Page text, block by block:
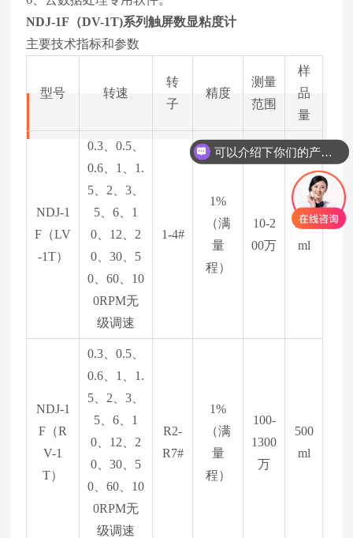
NDJ-1F（DV-1T)系列触屏数显粘度计
主要技术指标和参数
型号 转速
转
子
精度
测量
范围
样
品
量
NDJ-1
F（LV
-1T）
0.3、0.5、
0.6、1、1.
5、2、3、
5、6、1
0、12、2
0、30、5
0、60、10
0RPM无
级调速
1-4#
1%
（满
量
程）
10-2
00万
500
ml
NDJ-1
F（R
V-1
T）
0.3、0.5、
0.6、1、1.
5、2、3、
5、6、1
0、12、2
0、30、5
0、60、10
0RPM无
级调速
R2-
R7#
1%
（满
量
程）
100-
1300
万
500
ml
可以介绍下你们的产品么